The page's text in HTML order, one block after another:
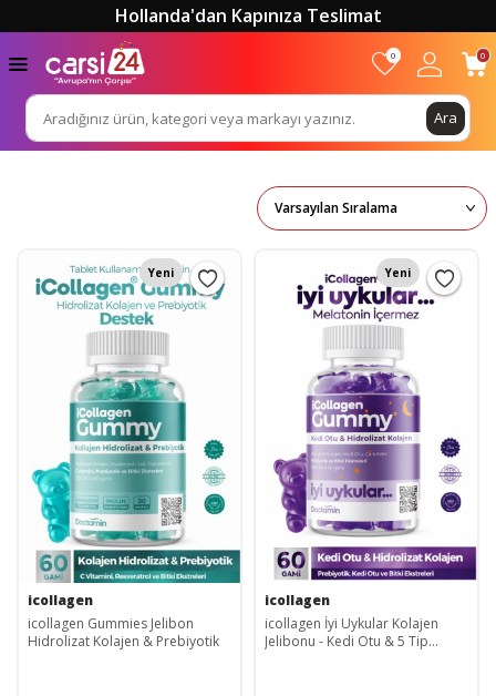
Hollanda'dan Kapınıza Teslimat
Ara
0 0
Yeni
icollagen
icollagen Gummies Jelibon
Hidrolizat Kolajen & Prebiyotik
Yeni
icollagen
icollagen İyi Uykular Kolajen
Jelibonu - Kedi Otu & 5 Tip